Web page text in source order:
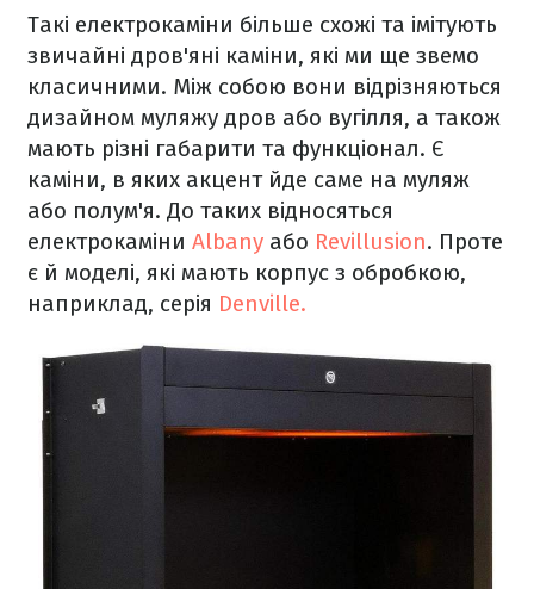
Такі електрокаміни більше схожі та імітують
звичайні дров'яні каміни, які ми ще звемо
класичними. Між собою вони відрізняються
дизайном муляжу дров або вугілля, а також
мають різні габарити та функціонал. Є
каміни, в яких акцент йде саме на муляж
або полум'я. До таких відносяться
електрокаміни Albany або Revillusion. Проте
є й моделі, які мають корпус з обробкою,
наприклад, серія Denville.